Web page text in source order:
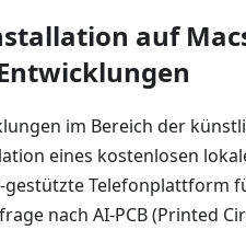
auf
im Bereich der
eines kostenlosen
gestützte
nach AI-PCB (Printed